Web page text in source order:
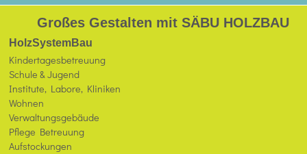
Großes Gestalten mit SÄBU HOLZBAU
HolzSystemBau
Kindertagesbetreuung
Schule & Jugend
Institute, Labore, Kliniken
Wohnen
Verwaltungsgebäude
Pflege Betreuung
Aufstockungen